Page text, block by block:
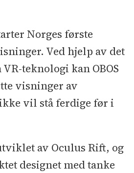
Norges første
Ved hjelp av det
teknologi kan OBOS
visninger av
vil stå ferdige før i
av Oculus Rift, og
designet med tanke